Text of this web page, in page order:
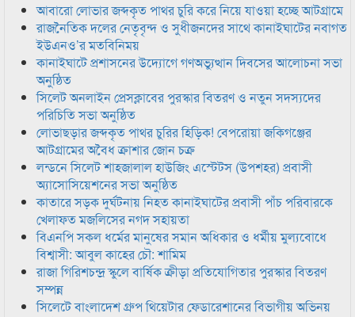
আবারো লোভার জব্দকৃত পাথর চুরি করে নিয়ে যাওয়া হচ্ছে আটগ্রামে
রাজনৈতিক দলের নেতৃবৃন্দ ও সুধীজনদের সাথে কানাইঘাটের নবাগত
ইউএনও’র মতবিনিময়
কানাইঘাটে প্রশাসনের উদ্যোগে গণঅভ্যুত্থান দিবসের আলোচনা সভা
অনুষ্ঠিত
সিলেট অনলাইন প্রেসক্লাবের পুরস্কার বিতরণ ও নতুন সদস্যদের
পরিচিতি সভা অনুষ্ঠিত
লোভাছড়ার জব্দকৃত পাথর চুরির হিড়িক! বেপরোয়া জকিগঞ্জের
আটগ্রামের অবৈধ ক্রাশার জোন চক্র
লন্ডনে সিলেট শাহজালাল হাউজিং এস্টেটস (উপশহর) প্রবাসী
অ্যাসোসিয়েশনের সভা অনুষ্ঠিত
কাতারে সড়ক দুর্ঘটনায় নিহত কানাইঘাটের প্রবাসী পাঁচ পরিবারকে
খেলাফত মজলিসের নগদ সহায়তা
বিএনপি সকল ধর্মের মানুষের সমান অধিকার ও ধর্মীয় মুল্যবোধে
বিশ্বাসী: আবুল কাহের চৌ: শামিম
রাজা গিরিশচন্দ্র স্কুলে বার্ষিক ক্রীড়া প্রতিযোগিতার পুরস্কার বিতরণ
সম্পন্ন
সিলেটে বাংলাদেশ গ্রুপ থিয়েটার ফেডারেশানের বিভাগীয় অভিনয়